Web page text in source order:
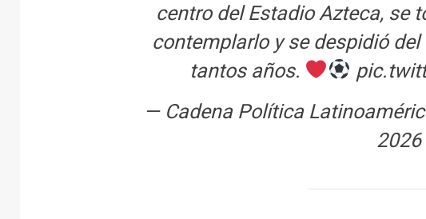
centro del Estadio Azteca, se
contemplarlo y se despidió
tantos años.
— Cadena Política
2026